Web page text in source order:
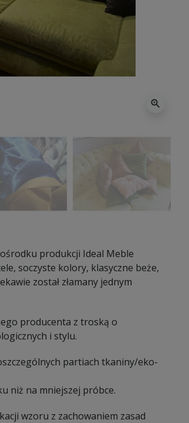
zoom_in
produkcji Ideal Meble
soczyste kolory, klasyczne beże,
został złamany jednym
producenta z troską o
i stylu.
partiach tkaniny/eko-
niż na mniejszej próbce.
wzoru z zachowaniem zasad